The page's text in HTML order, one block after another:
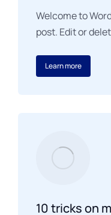
Welcome to
post. Edit or
Learn more
10 tricks on